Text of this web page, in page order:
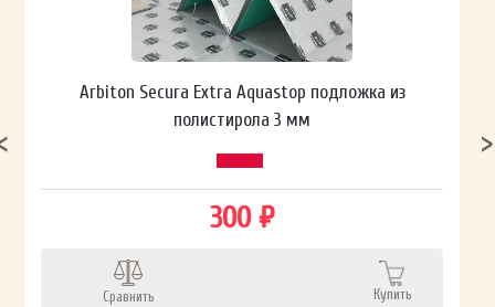
Arbiton Secura Extra Aquastop подложка из
полистирола 3 мм
300 ₽
Сравнить Купить